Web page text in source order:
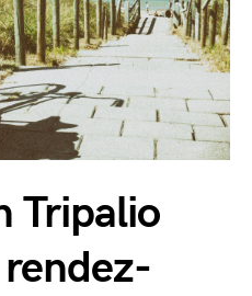
Tripalio